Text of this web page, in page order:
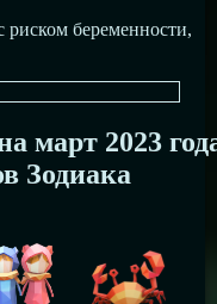
риском беременности,
март 2023
Зодиака